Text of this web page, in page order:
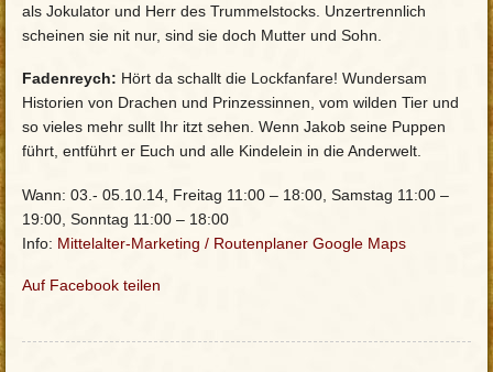
als Jokulator und Herr des Trummelstocks. Unzertrennlich
scheinen sie nit nur, sind sie doch Mutter und Sohn.
Fadenreych: Hört da schallt die Lockfanfare! Wundersam
Historien von Drachen und Prinzessinnen, vom wilden Tier und
so vieles mehr sullt Ihr itzt sehen. Wenn Jakob seine Puppen
führt, entführt er Euch und alle Kindelein in die Anderwelt.
Wann: 03.- 05.10.14, Freitag 11:00 – 18:00, Samstag 11:00 –
19:00, Sonntag 11:00 – 18:00
Info: Mittelalter-Marketing / Routenplaner Google Maps
Auf Facebook teilen